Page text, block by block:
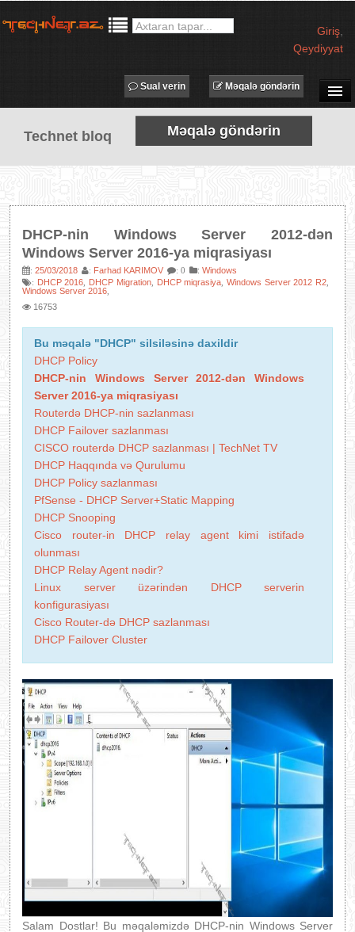
Giriş
Qeydiyyat
SUAL-CAVAB
TECHNET TV
MƏQALƏLƏR
PROQRAMLAR
AVADANLIQLAR
Məqalə göndərin
Sual verin
Technet bloq Məqalə göndərin
DHCP-nin Windows Server 2012-dən
Windows Server 2016-ya miqrasiyası
: 25/03/2018 : Farhad KARIMOV : 0 : Windows
: DHCP 2016 DHCP Migration, DHCP miqrasiya Windows Server 2012 R2
Windows Server 2016
16753
Bu məqalə "DHCP" silsiləsinə daxildir
DHCP Policy
DHCP-nin Windows Server 2012-dən Windows
Server 2016-ya miqrasiyası
Routerdə DHCP-nin sazlanması
DHCP Failover sazlanması
CISCO routerdə DHCP sazlanması | TechNet TV
DHCP Haqqında və Qurulumu
DHCP Policy sazlanması
PfSense - DHCP Server+Static Mapping
DHCP Snooping
Cisco router-in DHCP relay agent kimi istifadə
olunması
DHCP Relay Agent nədir?
Linux server üzərindən DHCP serverin
konfigurasiyası
Cisco Router-də DHCP sazlanması
DHCP Failover Cluster
Salam Dostlar! Bu məqaləmizdə DHCP-nin Windows Server